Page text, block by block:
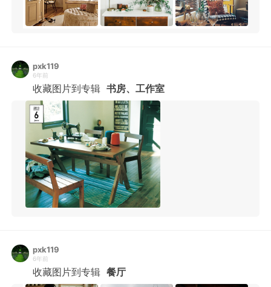
pxk119
6年前
收藏图片到专辑 书房、工作室
pxk119
6年前
收藏图片到专辑 餐厅